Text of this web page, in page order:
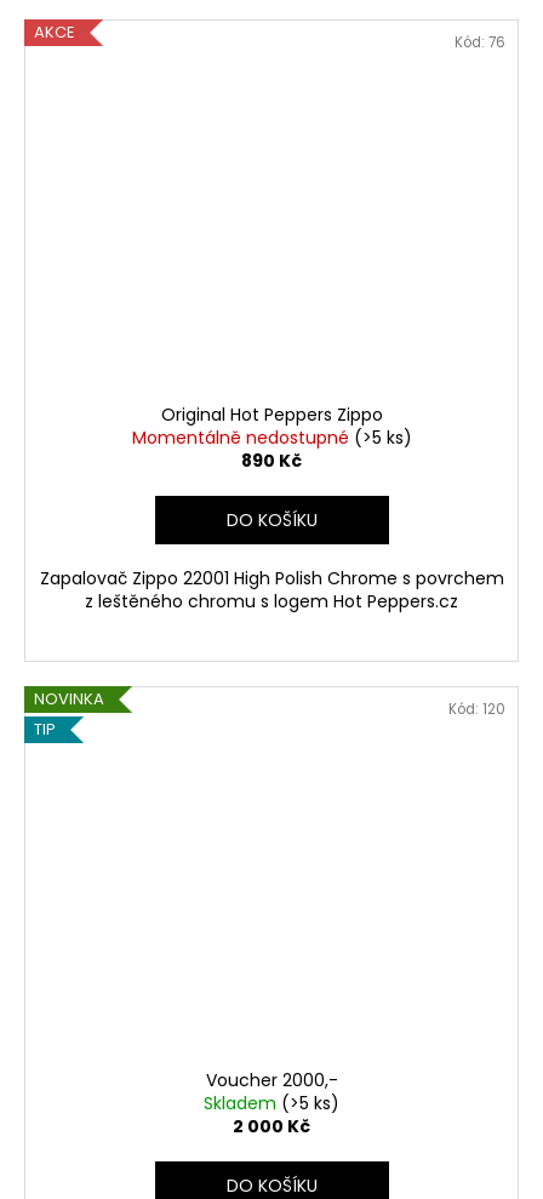
AKCE
Original Hot Peppers Zippo
Momentálně nedostupné (>5 ks)
890 Kč
DO KOŠÍKU
Zapalovač Zippo 22001 High Polish Chrome s povrchem
z leštěného chromu s logem Hot Peppers.cz
Kód: 76
NOVINKA
TIP
Voucher 2000,-
Skladem (>5 ks)
2 000 Kč
DO KOŠÍKU
Kód: 120